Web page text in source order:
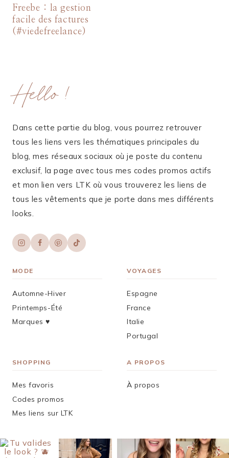
Freebe : la gestion
facile des factures
(#viedefreelance)
Hello !
Dans cette partie du blog, vous pourrez retrouver
tous les liens vers les thématiques principales du
blog, mes réseaux sociaux où je poste du contenu
exclusif, la page avec tous mes codes promos actifs
et mon lien vers LTK où vous trouverez les liens de
tous les vêtements que je porte dans mes différents
looks.
MODE
Automne-Hiver
Printemps-Été
Marques ♥︎
VOYAGES
Espagne
France
Italie
Portugal
SHOPPING
Mes favoris
Codes promos
Mes liens sur LTK
A PROPOS
À propos